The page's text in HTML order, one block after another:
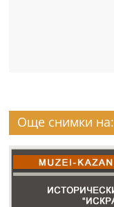
Още снимки на: